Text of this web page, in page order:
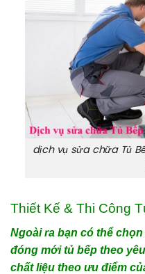
dịch vụ sửa chữa Tủ
Thiết Kế & Thi Công
Ngoài ra bạn có thể chọn
đóng mới tủ bếp theo
chất liệu theo ưu điểm